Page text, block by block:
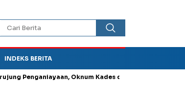
INDEKS BERITA
Oknum Kades di Bungkal Ponorogo Ini